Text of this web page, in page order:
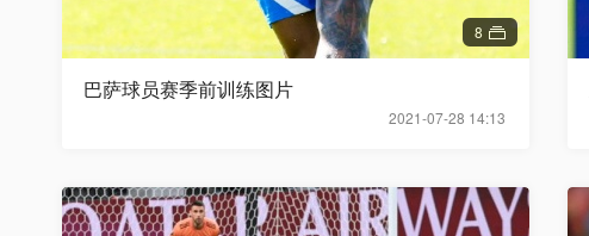
8
2021-07-28 14:13
巴萨球员赛季前训练图片